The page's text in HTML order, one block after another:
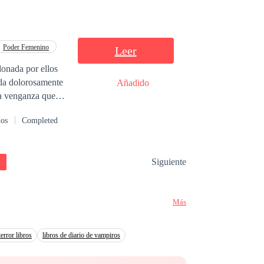
Alice Carson
a cada mujer
Poder Femenino
por ellos
venganza que
Completed
Leer
Añadido
Siguiente
Más
libros libros de diario de vampiros